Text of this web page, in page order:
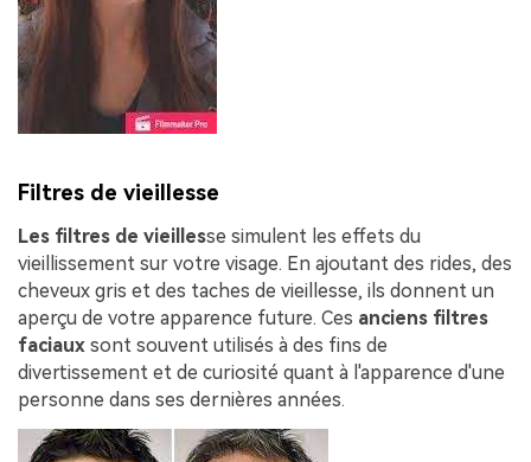
Filtres de vieillesse
Les filtres de vieillesse simulent les effets du
vieillissement sur votre visage. En ajoutant des rides, des
cheveux gris et des taches de vieillesse, ils donnent un
aperçu de votre apparence future. Ces anciens filtres
faciaux sont souvent utilisés à des fins de
divertissement et de curiosité quant à l'apparence d'une
personne dans ses dernières années.